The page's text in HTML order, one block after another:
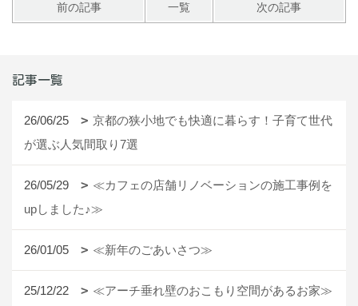
前の記事 一覧 次の記事
記事一覧
26/06/25
京都の狭小地でも快適に暮らす！子育て世代
が選ぶ人気間取り7選
26/05/29
≪カフェの店舗リノベーションの施工事例を
upしました♪≫
26/01/05 ≪新年のごあいさつ≫
25/12/22 ≪アーチ垂れ壁のおこもり空間があるお家≫